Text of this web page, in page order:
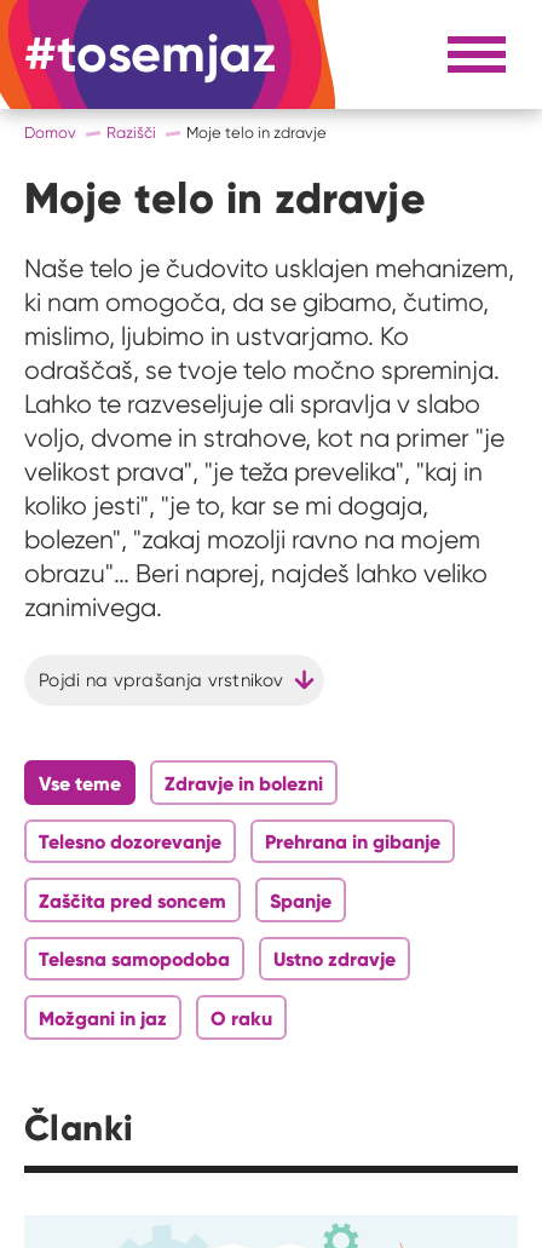
#tosemjaz #to sem jaz Razpri
Domov Razišči Moje telo in zdravje
Moje telo in zdravje
Naše telo je čudovito usklajen mehanizem,
ki nam omogoča, da se gibamo, čutimo,
mislimo, ljubimo in ustvarjamo. Ko
odraščaš, se tvoje telo močno spreminja.
Lahko te razveseljuje ali spravlja v slabo
voljo, dvome in strahove, kot na primer "je
velikost prava", "je teža prevelika", "kaj in
koliko jesti", "je to, kar se mi dogaja,
bolezen", "zakaj mozolji ravno na mojem
obrazu"… Beri naprej, najdeš lahko veliko
zanimivega.
Pojdi na vprašanja vrstnikov
Vse teme Zdravje in bolezni
Telesno dozorevanje Prehrana in gibanje
Zaščita pred soncem Spanje
Telesna samopodoba Ustno zdravje
Možgani in jaz O raku
Članki